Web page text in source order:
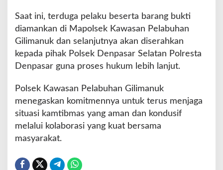
Saat ini, terduga pelaku beserta barang bukti
diamankan di Mapolsek Kawasan Pelabuhan
Gilimanuk dan selanjutnya akan diserahkan
kepada pihak Polsek Denpasar Selatan Polresta
Denpasar guna proses hukum lebih lanjut.
Polsek Kawasan Pelabuhan Gilimanuk
menegaskan komitmennya untuk terus menjaga
situasi kamtibmas yang aman dan kondusif
melalui kolaborasi yang kuat bersama
masyarakat.